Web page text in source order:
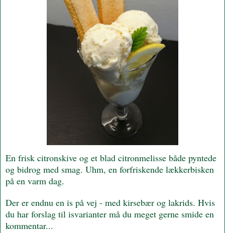
En frisk citronskive og et blad citronmelisse både pyntede
og bidrog med smag. Uhm, en forfriskende lækkerbisken
på en varm dag.
Der er endnu en is på vej - med kirsebær og lakrids. Hvis
du har forslag til isvarianter må du meget gerne smide en
kommentar...